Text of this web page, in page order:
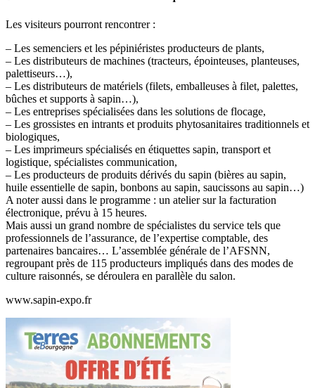
Les visiteurs pourront rencontrer :
– Les semenciers et les pépiniéristes producteurs de plants,
– Les distributeurs de machines (tracteurs, épointeuses, planteuses,
palettiseurs…),
– Les distributeurs de matériels (filets, emballeuses à filet, palettes,
bûches et supports à sapin…),
– Les entreprises spécialisées dans les solutions de flocage,
– Les grossistes en intrants et produits phytosanitaires traditionnels et
biologiques,
– Les imprimeurs spécialisés en étiquettes sapin, transport et
logistique, spécialistes communication,
– Les producteurs de produits dérivés du sapin (bières au sapin,
huile essentielle de sapin, bonbons au sapin, saucissons au sapin…)
A noter aussi dans le programme : un atelier sur la facturation
électronique, prévu à 15 heures.
Mais aussi un grand nombre de spécialistes du service tels que
professionnels de l’assurance, de l’expertise comptable, des
partenaires bancaires… L’assemblée générale de l’AFSNN,
regroupant près de 115 producteurs impliqués dans des modes de
culture raisonnés, se déroulera en parallèle du salon.
www.sapin-expo.fr